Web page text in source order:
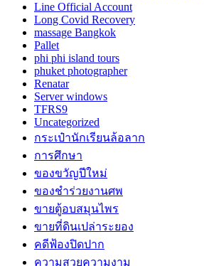
Line Official Account
Long Covid Recovery
massage Bangkok
Pallet
phi phi island tours
phuket photographer
Renatar
Server windows
TFRS9
Uncategorized
กระเป๋านักเรียนล้อลาก
การศึกษา
ของขวัญปีใหม่
ของชำร่วยงานศพ
ขายตู้อบสมุนไพร
ขายที่ดินเปล่าระยอง
คดีฟ้องปิดปาก
ความสวยความงาม